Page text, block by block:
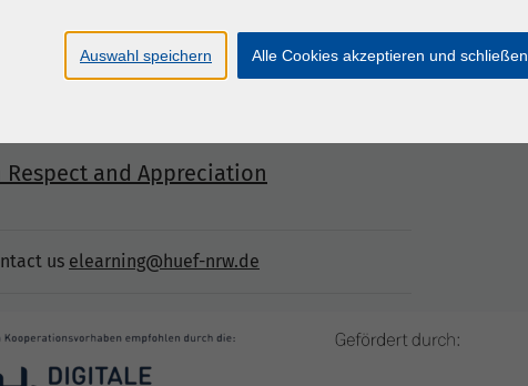
ILIAS account of HÜF and access the
and Appreciation
us elearning@huef-nrw.de
Auswahl speichern Alle Cookies akzeptieren und schließen